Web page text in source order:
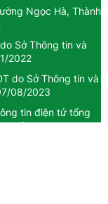
Ngọc Hà, Thành
Sở Thông tin và
2022
do Sở Thông tin và
08/2023
tin điện tử tổng
Diệp